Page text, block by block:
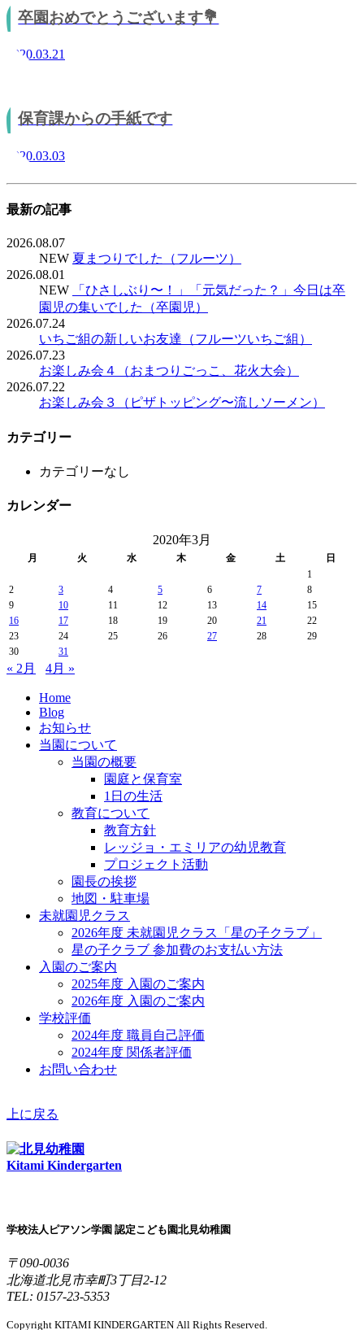
卒園おめでとうございます💐
2020.03.21
保育課からの手紙です
2020.03.03
最新の記事
2026.08.07
NEW 夏まつりでした（フルーツ）
2026.08.01
NEW
「ひさしぶり〜！」「元気だった？」今日は卒
園児の集いでした（卒園児）
2026.07.24
いちご組の新しいお友達（フルーツいちご組）
2026.07.23
お楽しみ会４（おまつりごっこ、花火大会）
2026.07.22
お楽しみ会３（ピザトッピング〜流しソーメン）
カテゴリー
カテゴリーなし
カレンダー
2020年3月
月 火 水 木 金 土
日
1
2
3 4 5 6 7
8
9
10 11 12 13 14
15
16
17 18 19 20 21
22
23
24 25 26 27 28
29
30
31
« 2月 4月 »
Home
Blog
お知らせ
当園について
当園の概要
園庭と保育室
1日の生活
教育について
教育方針
レッジョ・エミリアの幼児教育
プロジェクト活動
園長の挨拶
地図・駐車場
未就園児クラス
2026年度 未就園児クラス「星の子クラブ」
星の子クラブ 参加費のお支払い方法
入園のご案内
2025年度 入園のご案内
2026年度 入園のご案内
学校評価
2024年度 職員自己評価
2024年度 関係者評価
お問い合わせ
上に戻る
Kitami Kindergarten
学校法人ピアソン学園 認定こども園北見幼稚園
〒090-0036
北海道北見市幸町3丁目2-12
TEL: 0157-23-5353
Copyright KITAMI KINDERGARTEN All Rights Reserved.